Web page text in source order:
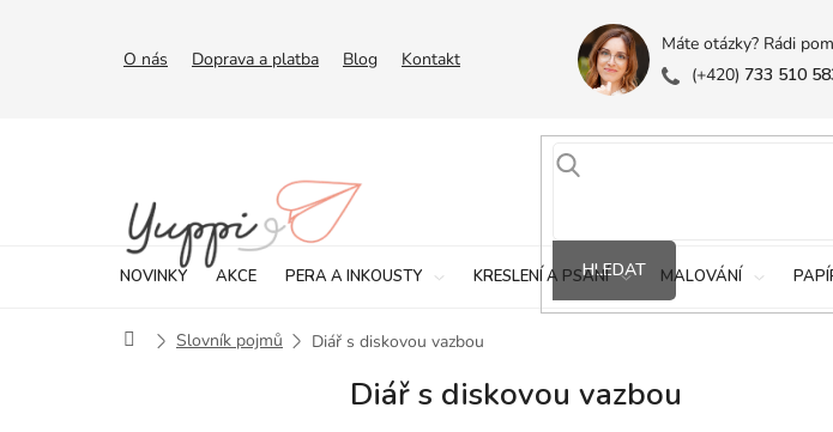
O nás Doprava a platba Blog Kontakt
Máte otázky? Rádi
(+420) 733 510
HLEDAT
NOVINKY AKCE PERA A INKOUSTY KRESLENÍ A PSANÍ MALOVÁNÍ
DomůSlovník pojmů Diář s diskovou vazbou
Diář s diskovou vazbou